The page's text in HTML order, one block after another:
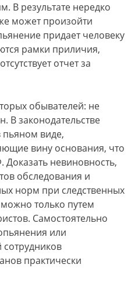
В результате нередко
может произойти
придает человеку
рамки приличия,
отчет за
обывателей: не
В законодательстве
виде,
вину основания, что
Доказать невиновность,
обследования и
норм при следственных
только путем
Самостоятельно
или
практически